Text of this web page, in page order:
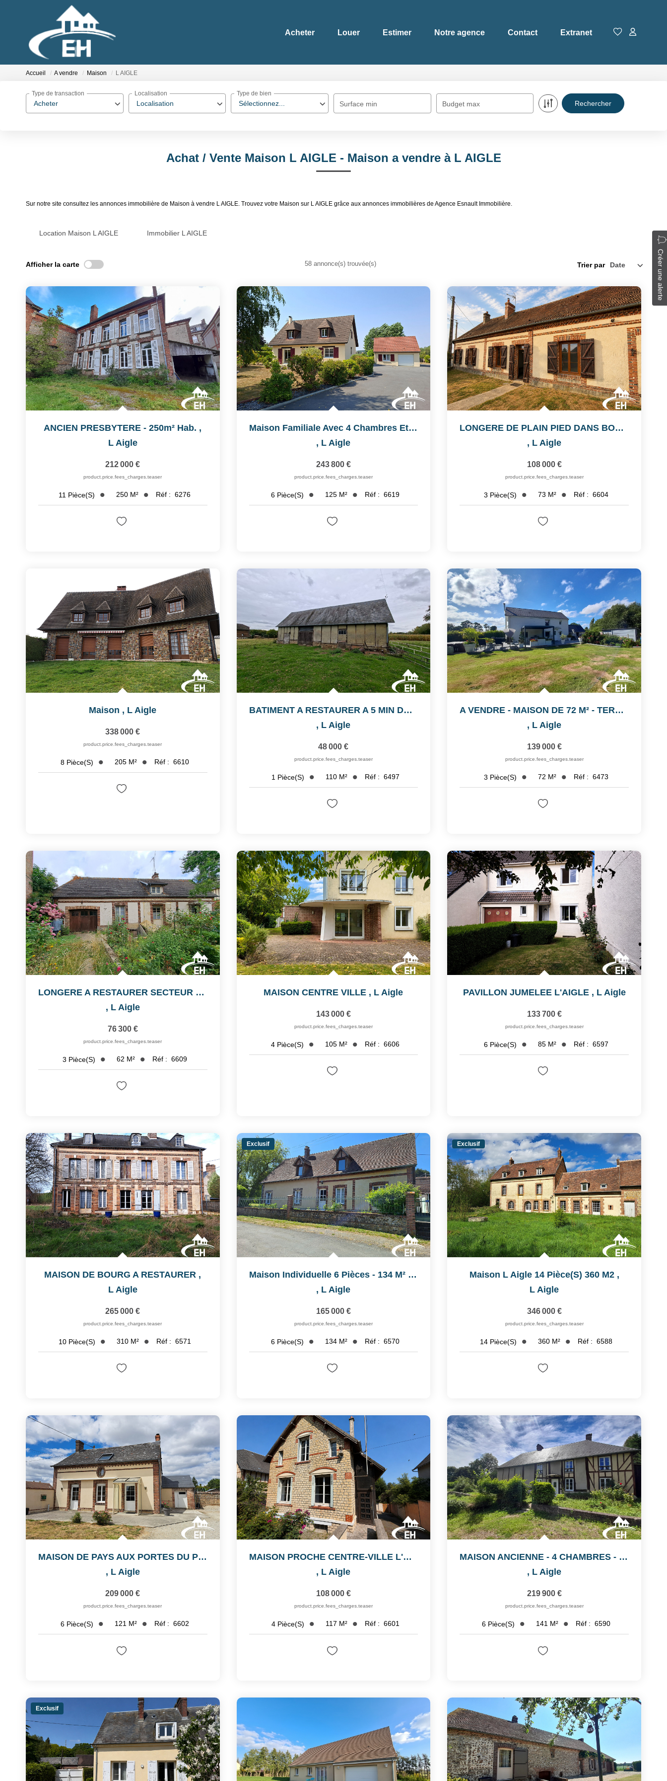
Acheter Louer Estimer Notre agence Contact Extranet
Accueil A vendre Maison L AIGLE
Acheter
Type de transaction
Localisation
Localisation
Sélectionnez...
Type de bien
Surface min Budget max
Achat / Vente Maison L AIGLE - Maison a vendre à L AIGLE
Sur notre site consultez les annonces immobilière de Maison à vendre L AIGLE. Trouvez votre Maison sur L AIGLE grâce aux annonces immobilières de Agence Esnault Immobilière.
Location Maison L AIGLE Immobilier L AIGLE
Créer une alerte
Afficher la carte 58 annonce(s) trouvée(s) Trier par
ANCIEN PRESBYTERE - 250m² Hab. ,
L Aigle
212 000 €
product.price.fees_charges.teaser
11 Pièce(s) 250 M² Réf : 6276
Maison Familiale Avec 4 Chambres Et Grand Terrain Clos
, L Aigle
243 800 €
product.price.fees_charges.teaser
6 Pièce(s) 125 M² Réf : 6619
LONGERE DE PLAIN PIED DANS BOURG AVEC COMMERCES
, L Aigle
108 000 €
product.price.fees_charges.teaser
3 Pièce(s) 73 M² Réf : 6604
Maison , L Aigle
338 000 €
product.price.fees_charges.teaser
8 Pièce(s) 205 M² Réf : 6610
BATIMENT A RESTAURER A 5 MIN DE L'AIGLE
, L Aigle
48 000 €
product.price.fees_charges.teaser
1 Pièce(s) 110 M² Réf : 6497
A VENDRE - MAISON DE 72 M² - TERRAIN DE 2880 M²
, L Aigle
139 000 €
product.price.fees_charges.teaser
3 Pièce(s) 72 M² Réf : 6473
LONGERE A RESTAURER SECTEUR LA FERTE FRESNEL
, L Aigle
76 300 €
product.price.fees_charges.teaser
3 Pièce(s) 62 M² Réf : 6609
MAISON CENTRE VILLE , L Aigle
143 000 €
product.price.fees_charges.teaser
4 Pièce(s) 105 M² Réf : 6606
PAVILLON JUMELEE L'AIGLE , L Aigle
133 700 €
product.price.fees_charges.teaser
6 Pièce(s) 85 M² Réf : 6597
MAISON DE BOURG A RESTAURER ,
L Aigle
265 000 €
product.price.fees_charges.teaser
10 Pièce(s) 310 M² Réf : 6571
Exclusif
Maison Individuelle 6 Pièces - 134 M² - Terrain 1 020 M²
, L Aigle
165 000 €
product.price.fees_charges.teaser
6 Pièce(s) 134 M² Réf : 6570
Exclusif
Maison L Aigle 14 Pièce(s) 360 M2 ,
L Aigle
346 000 €
product.price.fees_charges.teaser
14 Pièce(s) 360 M² Réf : 6588
MAISON DE PAYS AUX PORTES DU PERCHE
, L Aigle
209 000 €
product.price.fees_charges.teaser
6 Pièce(s) 121 M² Réf : 6602
MAISON PROCHE CENTRE-VILLE L'AIGLE
, L Aigle
108 000 €
product.price.fees_charges.teaser
4 Pièce(s) 117 M² Réf : 6601
MAISON ANCIENNE - 4 CHAMBRES - TERRAIN 9 630 M²
, L Aigle
219 900 €
product.price.fees_charges.teaser
6 Pièce(s) 141 M² Réf : 6590
Exclusif